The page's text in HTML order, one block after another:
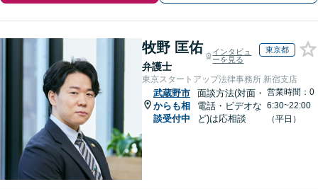
牧野 匡佑
弁護士
インタビュ
ーを見る
東京都
東京スタートアップ法律事務所 新宿支店
武蔵野市
からも相
談受付中
面談方法(対面・
電話・ビデオな
ど)は応相談
営業時間：0
6:30~22:00
（平日）